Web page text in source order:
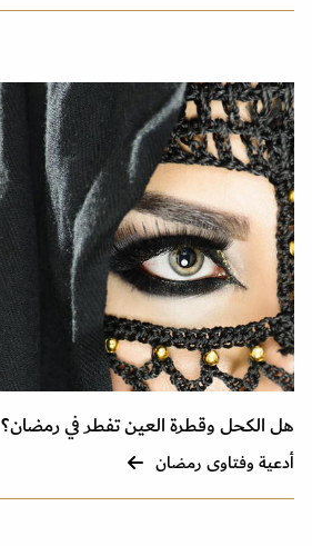
هل الكحل وقطرة العين تفطر في رمضان؟
أدعية وفتاوى رمضان